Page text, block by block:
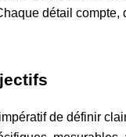
détail
de définir